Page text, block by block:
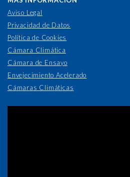
Aviso Legal
Privacidad de Datos
Política de Cookies
Cámara Climática
Cámara de Ensayo
Envejecimiento Acelerado
Cámaras Climáticas